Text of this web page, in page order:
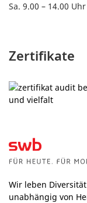
Sa. 9.00 – 14.00 Uhr
Zertifikate
Wir leben
unabhängig von